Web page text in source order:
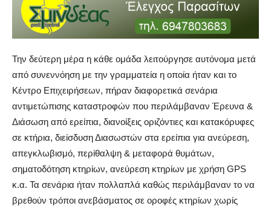
Την δεύτερη μέρα η κάθε ομάδα λειτούργησε αυτόνομα μετά
από συνεννόηση με την γραμματεία η οποία ήταν και το
Κέντρο Επιχειρήσεων, πήραν διαφορετικά σενάρια
αντιμετώπισης καταστροφών που περιλάμβαναν Έρευνα &
Διάσωση από ερείπια, διανοίξεις οριζόντιες και κατακόρυφες
σε κτήρια, διείσδυση Διασωστών στα ερείπια για ανεύρεση,
απεγκλωβισμό, περίθαλψη & μεταφορά θυμάτων,
σηματοδότηση κτηρίων, ανεύρεση κτηρίων με χρήση GPS
κ.α. Τα σενάρια ήταν πολλαπλά καθώς περιλάμβαναν το να
βρεθούν τρόποι ανεβάσματος σε οροφές κτηρίων χωρίς